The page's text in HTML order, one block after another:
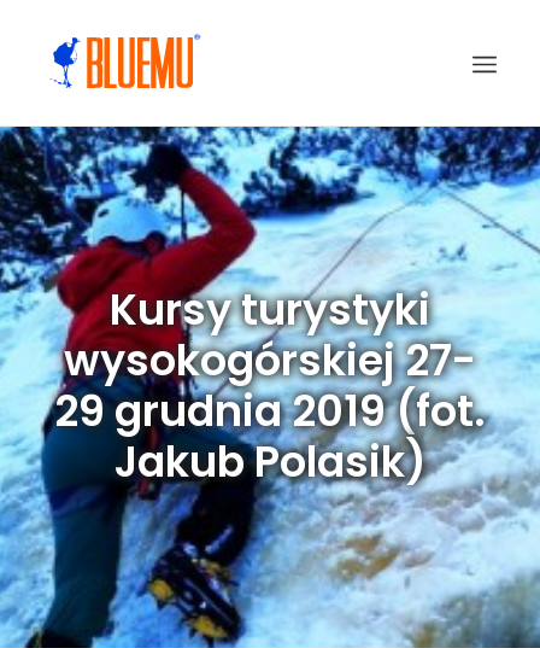
Kursy turystyki
wysokogórskiej 27-
29 grudnia 2019 (fot.
Jakub Polasik)